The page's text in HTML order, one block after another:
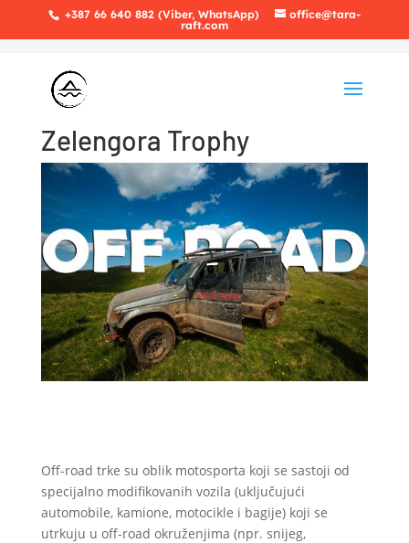
+387 66 640 882 (Viber, WhatsApp)
office@tara-
raft.com
Zelengora Trophy
Off-road trke su oblik motosporta koji se sastoji od
specijalno modifikovanih vozila (uključujući
automobile, kamione, motocikle i bagije) koji se
utrkuju u off-road okruženjima (npr. snijeg,